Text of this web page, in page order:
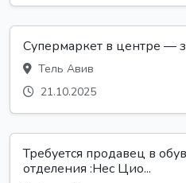
Супермаркет в центре —
Тель Авив
21.10.2025
Требуется продавец в
отделения :Нес Цио...